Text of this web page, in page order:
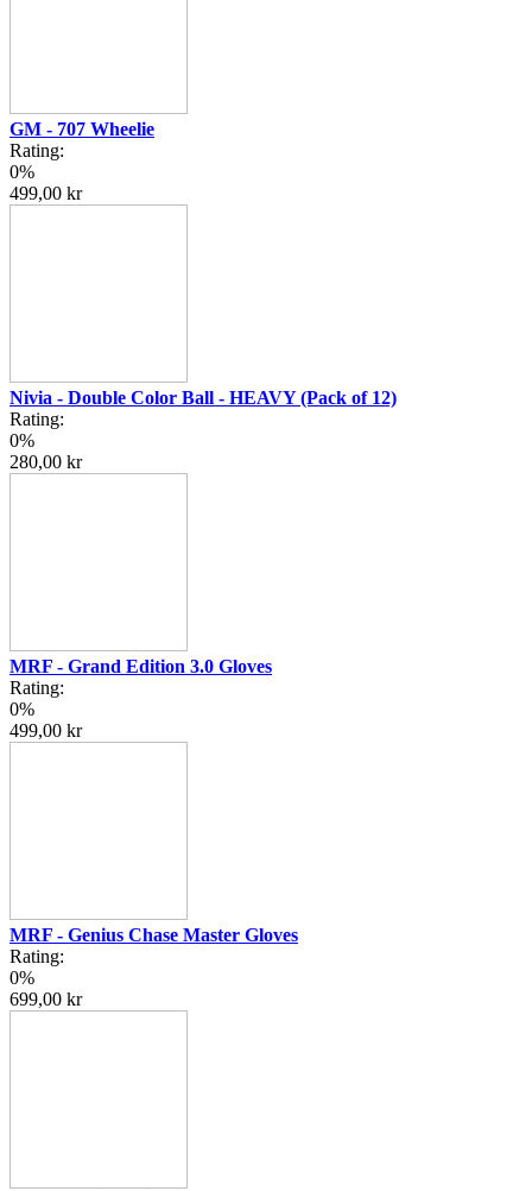
GM - 707 Wheelie
Rating:
0%
499,00 kr
Nivia - Double Color Ball - HEAVY (Pack of 12)
Rating:
0%
280,00 kr
MRF - Grand Edition 3.0 Gloves
Rating:
0%
499,00 kr
MRF - Genius Chase Master Gloves
Rating:
0%
699,00 kr